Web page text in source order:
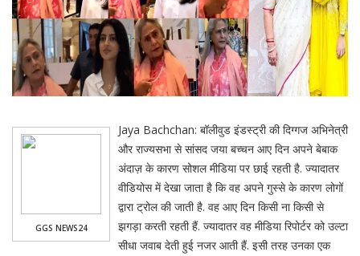
GGS NEWS24
Jaya Bachchan: बॉलीवुड इंडस्ट्री की दिग्गज अभिनेत्री
और राज्यसभा से सांसद जया बच्चन आए दिन अपने बेबाक
अंदाज़ के कारण सोशल मीडिया पर छाई रहती है. ज्यादातर
वीडियोस में देखा जाता है कि वह अपने गुस्से के कारण लोगों
द्वारा ट्रोल की जाती है. वह आए दिन किसी ना किसी से
झगड़ा करती रहती हैं. ज्यादातर वह मीडिया रिपोर्टर को उल्टा
सीधा जवाब देती हुई नजर आती हैं. इसी तरह उनका एक